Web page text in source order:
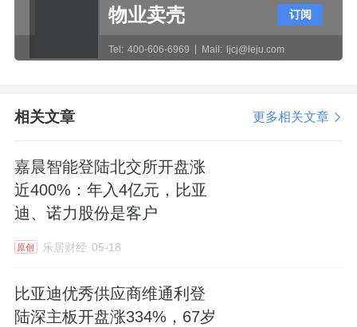
MOSFET 并联驱动及健康管理技术等多项行业
核心难题，实现多种型号电机控制器自主量
项，其中发明专利 118 项，取得著作权 283
南省第一批重点“小巨人”企业、国家高新技术
企业、2022 年度国家知识产权优势企业、工信
单”企业、“2021 年绿色制造名单”企业、河南省
“瞪羚”企业等荣誉奖项，拥有河南省工业设计
中心、河南省企业技术中心、河南省工程技术
物业卖壳
Tel: 400-606-6969 Mail: ljcj@leju.com
订阅
相关文章 更多相关文章
嘉晨智能登陆北交所开盘涨
近400%：年入4亿元，比亚
迪、诺力股份是客户
原创 乐居财经 05-18
比亚迪优秀供应商维通利登
陆深主板开盘涨334%，67岁